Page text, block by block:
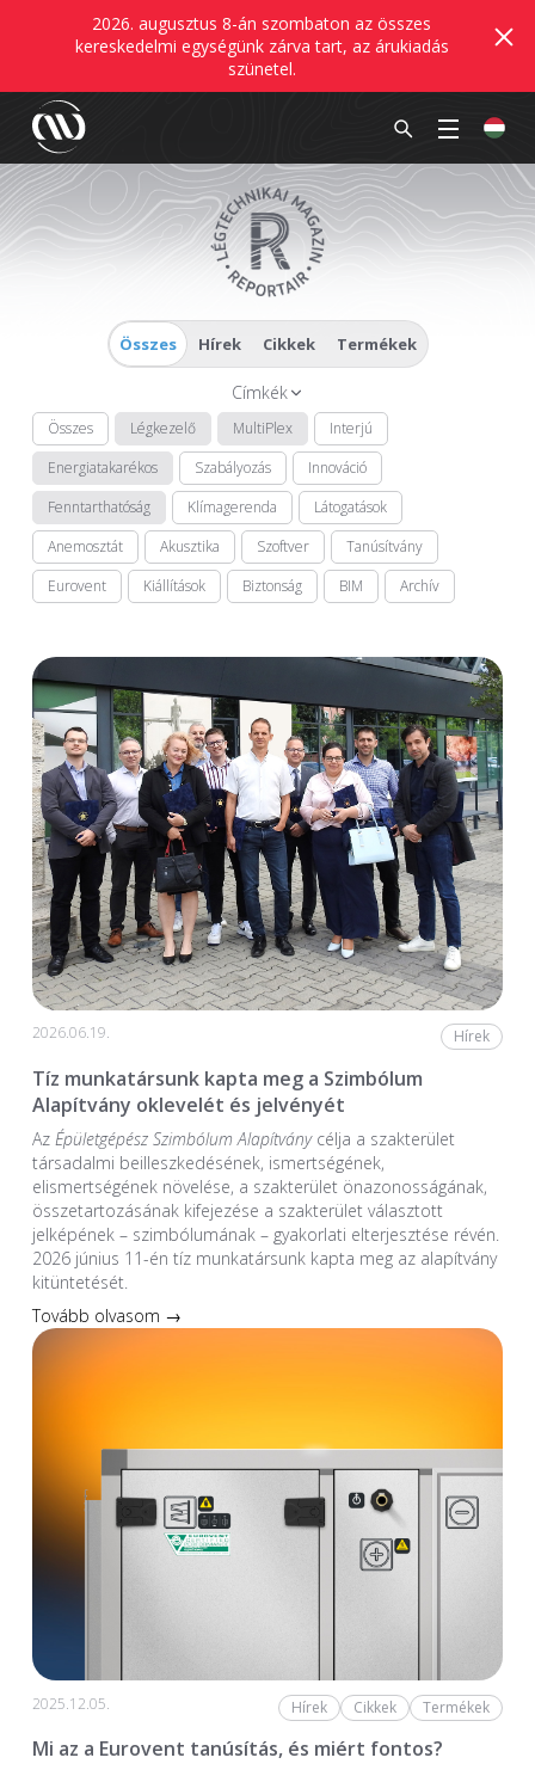
2026. augusztus 8-án szombaton az összes
kereskedelmi egységünk zárva tart, az árukiadás
szünetel.
Összes Hírek Cikkek Termékek
Címkék
Összes Légkezelő MultiPlex
Interjú
Energiatakarékos
Szabályozás
Innováció
Fenntarthatóság
Klímagerenda
Látogatások
Anemosztát
Akusztika Szoftver
Tanúsítvány
Eurovent
Kiállítások Biztonság BIM Archív
2026.06.19. Hírek
Tíz munkatársunk kapta meg a Szimbólum
Alapítvány oklevelét és jelvényét
Az Épületgépész Szimbólum Alapítványcélja a szakterület
társadalmi beilleszkedésének, ismertségének,
elismertségének növelése, a szakterület önazonosságának,
összetartozásának kifejezése a szakterület választott
jelképének – szimbólumának – gyakorlati elterjesztése révén.
2026 június 11-én tíz munkatársunk kapta meg az alapítvány
kitüntetését.
Tovább olvasom →
2025.12.05. Hírek Cikkek Termékek
Mi az a Eurovent tanúsítás, és miért fontos?